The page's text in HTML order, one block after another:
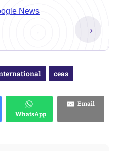
News
→
ceas
WhatsApp
Email